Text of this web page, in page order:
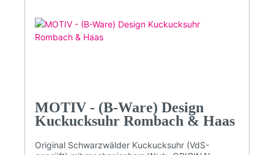
MOTIV - (B-Ware) Design
Kuckucksuhr Rombach & Haas
Original Schwarzwälder Kuckucksuhr (VdS-